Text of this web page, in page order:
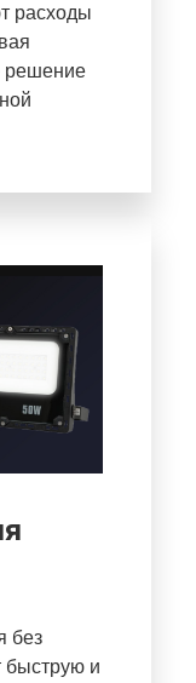
расходы
решение
без
быструю и